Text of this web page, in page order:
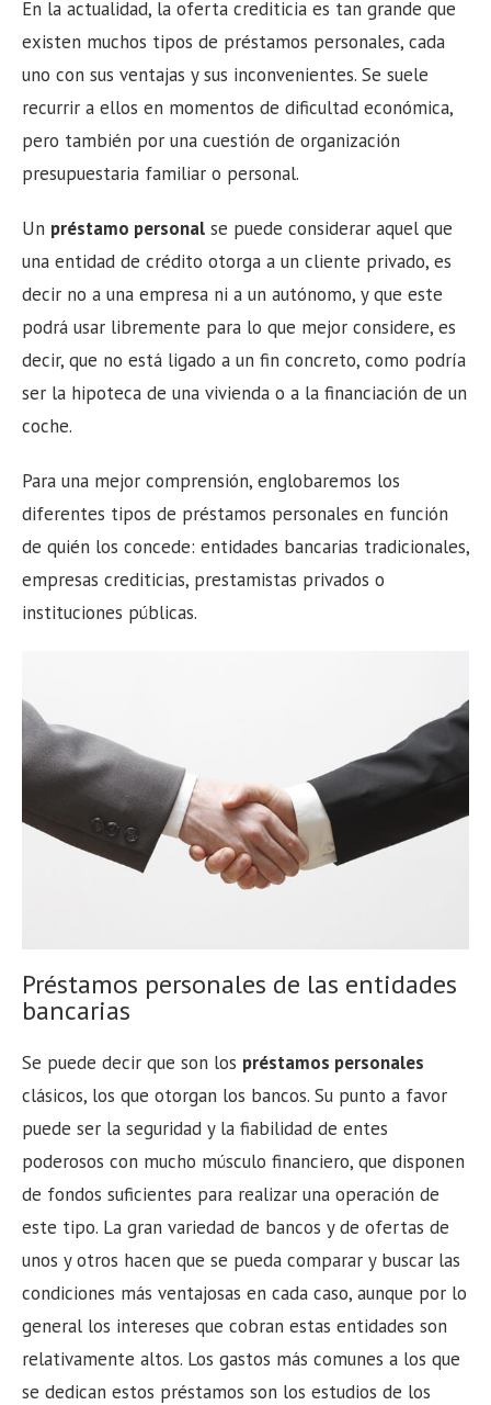
En la actualidad, la oferta crediticia es tan grande que
existen muchos tipos de préstamos personales, cada
uno con sus ventajas y sus inconvenientes. Se suele
recurrir a ellos en momentos de dificultad económica,
pero también por una cuestión de organización
presupuestaria familiar o personal.
Un préstamo personal se puede considerar aquel que
una entidad de crédito otorga a un cliente privado, es
decir no a una empresa ni a un autónomo, y que este
podrá usar libremente para lo que mejor considere, es
decir, que no está ligado a un fin concreto, como podría
ser la hipoteca de una vivienda o a la financiación de un
coche.
Para una mejor comprensión, englobaremos los
diferentes tipos de préstamos personales en función
de quién los concede: entidades bancarias tradicionales,
empresas crediticias, prestamistas privados o
instituciones públicas.
Préstamos personales de las entidades
bancarias
Se puede decir que son los préstamos personales
clásicos, los que otorgan los bancos. Su punto a favor
puede ser la seguridad y la fiabilidad de entes
poderosos con mucho músculo financiero, que disponen
de fondos suficientes para realizar una operación de
este tipo. La gran variedad de bancos y de ofertas de
unos y otros hacen que se pueda comparar y buscar las
condiciones más ventajosas en cada caso, aunque por lo
general los intereses que cobran estas entidades son
relativamente altos. Los gastos más comunes a los que
se dedican estos préstamos son los estudios de los